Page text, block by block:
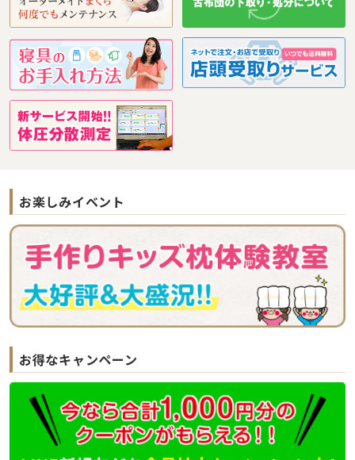
お楽しみイベント
お得なキャンペーン